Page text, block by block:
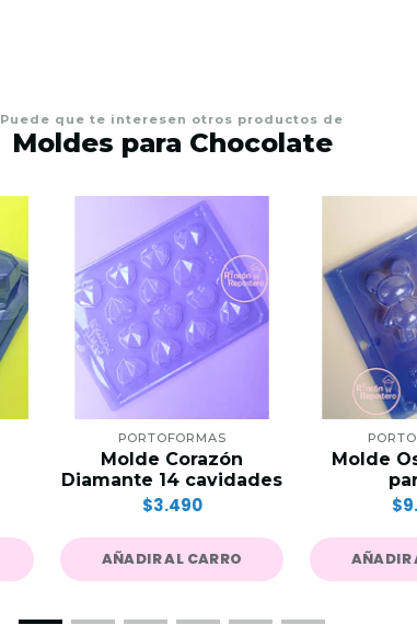
Puede que te interesen otros productos de
Moldes para Chocolate
PORTOFORMAS
Molde Corazón
Diamante 14 cavidades
$3.490
AÑADIR AL CARRO
Molde
AÑADIR